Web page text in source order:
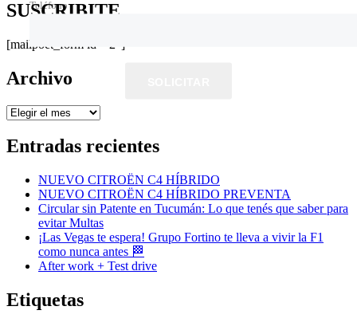
SUSCRIBITE
[mailpoet_form id="2"]
Archivo
Archivo
Entradas recientes
NUEVO CITROËN C4 HÍBRIDO
NUEVO CITROËN C4 HÍBRIDO PREVENTA
Circular sin Patente en Tucumán: Lo que tenés que saber para
evitar Multas
¡Las Vegas te espera! Grupo Fortino te lleva a vivir la F1
como nunca antes 🏁
After work + Test drive
Etiquetas
Teléfono